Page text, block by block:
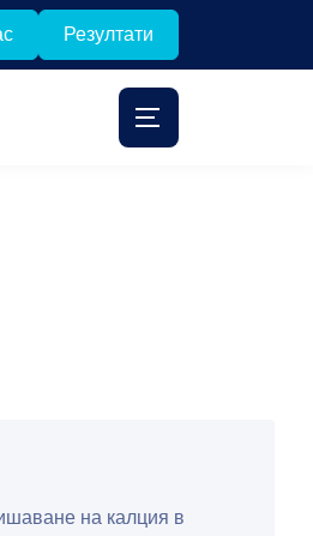
Резултати
на калция в